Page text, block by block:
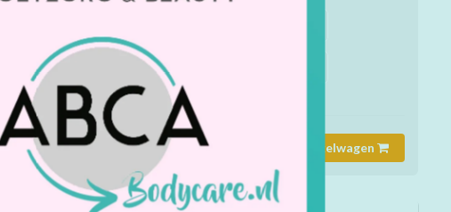
Maat: 34/34 inch Maat: 36/34 inch
€59,00
Excl. btw
Toevoegen aan winkelwagen